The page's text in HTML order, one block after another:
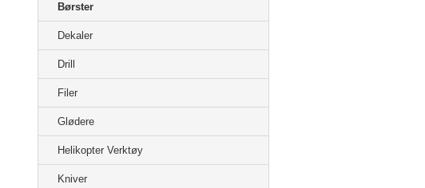
Børster
Dekaler
Drill
Filer
Glødere
Helikopter Verktøy
Kniver